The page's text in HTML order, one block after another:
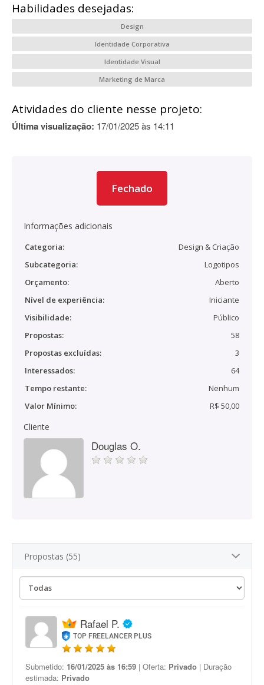
Habilidades desejadas:
Design
Identidade Corporativa
Identidade Visual
Marketing de Marca
Atividades do cliente nesse projeto:
Última visualização: 17/01/2025 às 14:11
Fechado
Informações adicionais
Categoria:
Design & Criação
Subcategoria:
Logotipos
Orçamento:
Aberto
Nível de experiência:
Iniciante
Visibilidade:
Público
Propostas:
58
Propostas excluídas:
3
Interessados:
64
Tempo restante:
Nenhum
Valor Mínimo:
R$ 50,00
Cliente
Douglas O.
Propostas (55)
Rafael P.
TOP FREELANCER PLUS
Submetido: 16/01/2025 às 16:59 | Oferta: Privado | Duração
estimada: Privado